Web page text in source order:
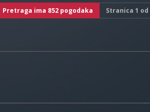
Pretraga ima 852 pogodaka Stranica 1 od